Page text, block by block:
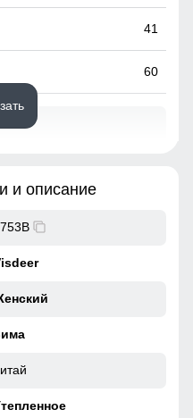
41
60
и описание